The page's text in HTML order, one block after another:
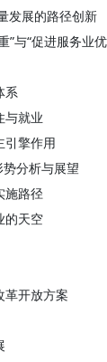
发展的路径创新
”与“促进服务业
系
就业
引擎作用
分析与展望
施路径
的天空
革开放方案